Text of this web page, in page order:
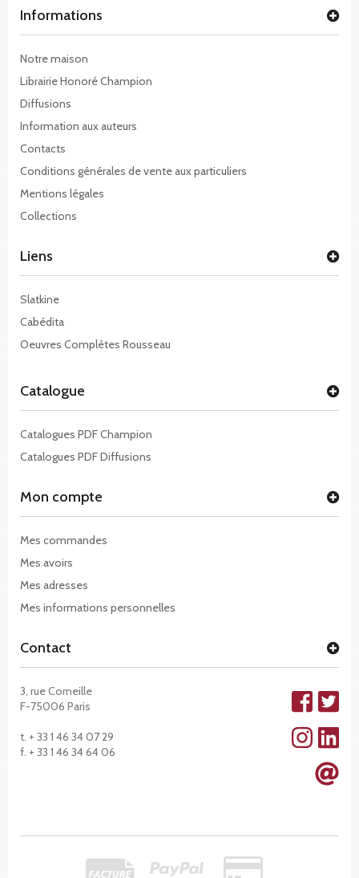
Informations
Notre maison
Librairie Honoré Champion
Diffusions
Information aux auteurs
Contacts
Conditions générales de vente aux particuliers
Mentions légales
Collections
Liens
Slatkine
Cabédita
Oeuvres Complètes Rousseau
Catalogue
Catalogues PDF Champion
Catalogues PDF Diffusions
Mon compte
Mes commandes
Mes avoirs
Mes adresses
Mes informations personnelles
Contact
3, rue Corneille
F-75006 Paris
t. + 33 1 46 34 07 29
f. + 33 1 46 34 64 06